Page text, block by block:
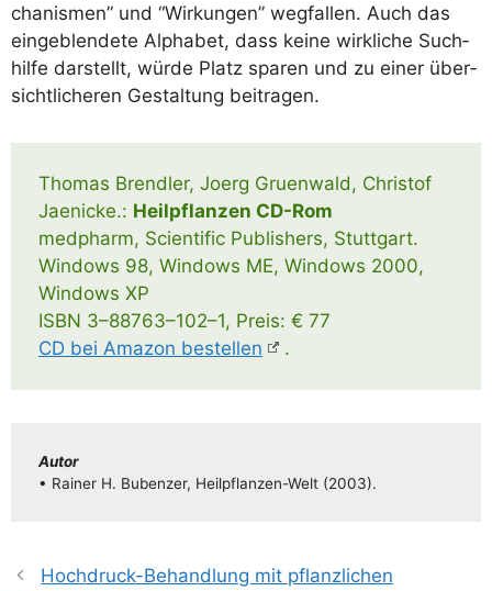
cha­nis­men” und “Wir­kun­gen” weg­fal­len. Auch das
ein­ge­blen­de­te Alpha­bet, dass kei­ne wirk­li­che Such­
hil­fe dar­stellt, wür­de Platz spa­ren und zu einer über­
sicht­li­che­ren Gestal­tung beitragen.
Tho­mas Brend­ler, Joerg Gruen­wald, Chris­tof
Jae­ni­cke.: Heil­pflan­zen CD-Rom
med­ph­arm, Sci­en­ti­fic Publishers, Stuttgart.
Win­dows 98, Win­dows ME, Win­dows 2000,
Win­dows XP
ISBN 3–88763–102–1, Preis: € 77
CD bei Ama­zon bestel­len
.
Autor
• Rai­ner H. Buben­zer, Heil­pflan­­zen-Welt (2003).
Hochdruck-Behandlung mit pflanzlichen